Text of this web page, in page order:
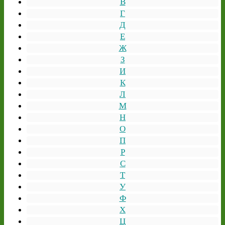
Г
Д
Е
Ж
З
И
К
Л
М
Н
О
П
Р
С
Т
У
Ф
Х
Ц